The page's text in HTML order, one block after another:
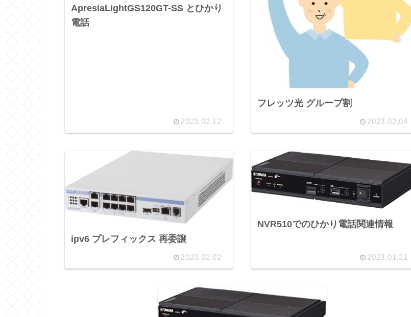
ApresiaLightGS120GT-SS とひかり
電話
2023.02.12
フレッツ光 グループ割
2023.02.04
ipv6 プレフィックス 再委譲
2023.02.02
NVR510でのひかり電話関連情報
2023.01.21